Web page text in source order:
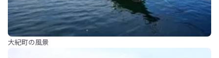
大紀町の風景